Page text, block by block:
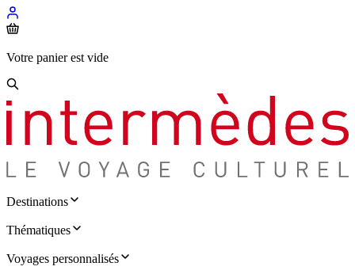
Votre panier est vide
Destinations
Thématiques
Voyages personnalisés